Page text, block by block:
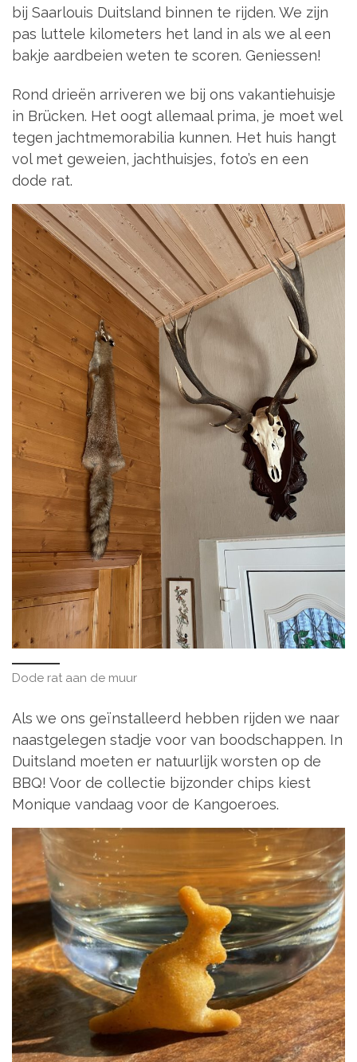
bij Saarlouis Duitsland binnen te rijden. We zijn
pas luttele kilometers het land in als we al een
bakje aardbeien weten te scoren. Geniessen!
Rond drieën arriveren we bij ons vakantiehuisje
in Brücken. Het oogt allemaal prima, je moet wel
tegen jachtmemorabilia kunnen. Het huis hangt
vol met geweien, jachthuisjes, foto’s en een
dode rat.
Dode rat aan de muur
Als we ons geïnstalleerd hebben rijden we naar
naastgelegen stadje voor van boodschappen. In
Duitsland moeten er natuurlijk worsten op de
BBQ! Voor de collectie bijzonder chips kiest
Monique vandaag voor de Kangoeroes.